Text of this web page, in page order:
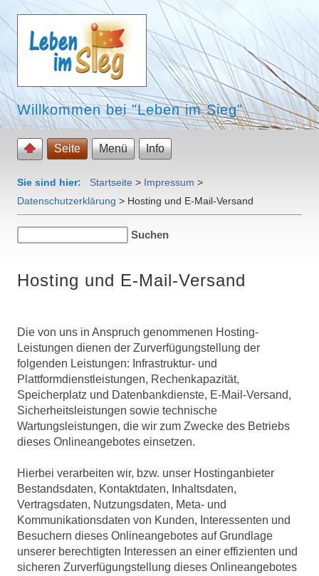
Willkommen bei "Leben im Sieg"
Seite Menü Info
Sie sind hier: Startseite > Impressum >
Datenschutzerklärung > Hosting und E-Mail-Versand
Hosting und E-Mail-Versand
Die von uns in Anspruch genommenen Hosting-
Leistungen dienen der Zurverfügungstellung der
folgenden Leistungen: Infrastruktur- und
Plattformdienstleistungen, Rechenkapazität,
Speicherplatz und Datenbankdienste, E-Mail-Versand,
Sicherheitsleistungen sowie technische
Wartungsleistungen, die wir zum Zwecke des Betriebs
dieses Onlineangebotes einsetzen.
Hierbei verarbeiten wir, bzw. unser Hostinganbieter
Bestandsdaten, Kontaktdaten, Inhaltsdaten,
Vertragsdaten, Nutzungsdaten, Meta- und
Kommunikationsdaten von Kunden, Interessenten und
Besuchern dieses Onlineangebotes auf Grundlage
unserer berechtigten Interessen an einer effizienten und
sicheren Zurverfügungstellung dieses Onlineangebotes